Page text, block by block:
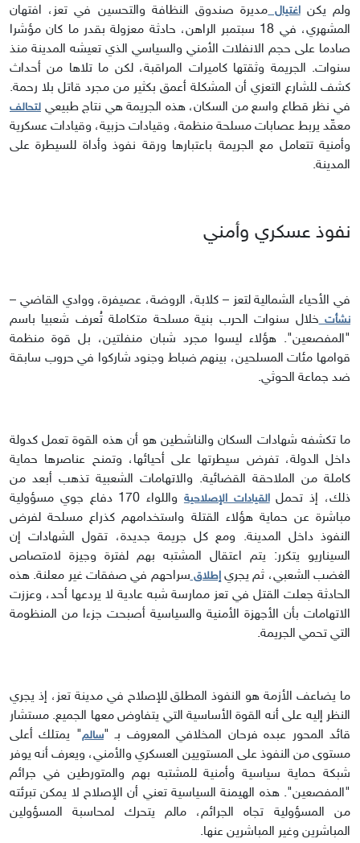
ولم يكناغتيال مديرة صندوق النظافة والتحسين في تعز، افتهان
المشهري، في 18 سبتمبر الراهن، حادثة معزولة بقدر ما كان مؤشرا
صادما على حجم الانفلات الأمني والسياسي الذي تعيشه المدينة منذ
سنوات. الجريمة وثقتها كاميرات المراقبة، لكن ما تلاها من أحداث
كشف للشارع التعزي أن المشكلة أعمق بكثير من مجرد قاتل بلا رحمة.
في نظر قطاع واسع من السكان، هذه الجريمة هي نتاج طبيعي لتحالف
معقّد يربط عصابات مسلحة منظمة، وقيادات حزبية، وقيادات عسكرية
وأمنية تتعامل مع الجريمة باعتبارها ورقة نفوذ وأداة للسيطرة على
المدينة.
نفوذ عسكري وأمني
في الأحياء الشمالية لتعز – كلابة، الروضة، عصيفرة، ووادي القاضي –
نشأت خلال سنوات الحرب بنية مسلحة متكاملة تُعرف شعبيا باسم
"المفصعين". هؤلاء ليسوا مجرد شبان منفلتين، بل قوة منظمة
قوامها مئات المسلحين، بينهم ضباط وجنود شاركوا في حروب سابقة
ضد جماعة الحوثي.
ما تكشفه شهادات السكان والناشطين هو أن هذه القوة تعمل كدولة
داخل الدولة، تفرض سيطرتها على أحيائها، وتمنح عناصرها حماية
كاملة من الملاحقة القضائية. والاتهامات الشعبية تذهب أبعد من
ذلك، إذ تحملالقيادات الإصلاحية
واللواء 170 دفاع جوي مسؤولية
مباشرة عن حماية هؤلاء القتلة واستخدامهم كذراع مسلحة لفرض
النفوذ داخل المدينة. ومع كل جريمة جديدة، تقول الشهادات إن
السيناريو يتكرر: يتم اعتقال المشتبه بهم لفترة وجيزة لامتصاص
الغضب الشعبي، ثم يجريإطلاق سراحهم في صفقات غير معلنة. هذه
الحادثة جعلت القتل في تعز ممارسة شبه عادية لا يردعها أحد، وعززت
الاتهامات بأن الأجهزة الأمنية والسياسية أصبحت جزءا من المنظومة
التي تحمي الجريمة.
ما يضاعف الأزمة هو النفوذ المطلق للإصلاح في مدينة تعز، إذ يجري
النظر إليه على أنه القوة الأساسية التي يتفاوض معها الجميع. مستشار
قائد المحور عبده فرحان المخلافي المعروف بـ "سالم" يمتلك أعلى
مستوى من النفوذ على المستويين العسكري والأمني، ويعرف أنه يوفر
شبكة حماية سياسية وأمنية للمشتبه بهم والمتورطين في جرائم
"المفصعين". هذه الهيمنة السياسية تعني أن الإصلاح لا يمكن تبرئته
من المسؤولية تجاه الجرائم، مالم يتحرك لمحاسبة المسؤولين
المباشرين وغير المباشرين عنها.